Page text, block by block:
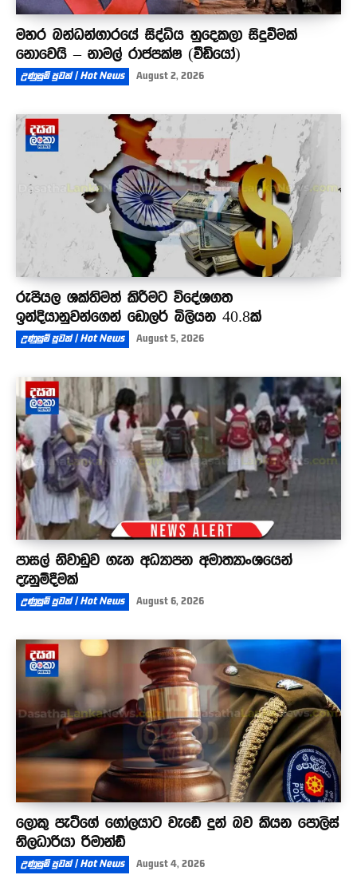
මහර බන්ධන්ගාරයේ සිද්ධිය හුදෙකලා සිදුවීමක්
නොවෙයි – නාමල් රාජපක්ෂ (වීඩියෝ)
උණුසුම් පුවත් | Hot News August 2, 2026
රුපියල ශක්තිමත් කිරීමට විදේශගත
ඉන්දියානුවන්ගෙන් ඩොලර් බිලියන 40.8ක්
උණුසුම් පුවත් | Hot News August 5, 2026
පාසල් නිවාඩුව ගැන අධ්‍යාපන අමාත්‍යාංශයෙන්
දැනුම්දීමක්
උණුසුම් පුවත් | Hot News August 6, 2026
ලොකු පැටීගේ ගෝලයාට වැඩේ දුන් බව කියන පොලිස්
නිලධාරියා රිමාන්ඩ්
උණුසුම් පුවත් | Hot News August 4, 2026